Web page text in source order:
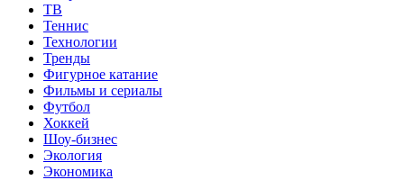
ТВ
Теннис
Технологии
Тренды
Фигурное катание
Фильмы и сериалы
Футбол
Хоккей
Шоу-бизнес
Экология
Экономика